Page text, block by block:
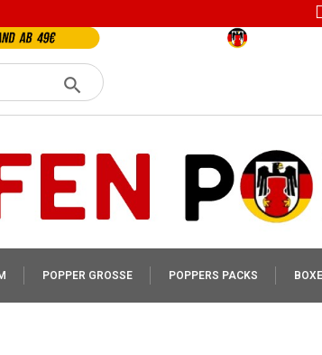
POPPER GROSSE POPPERS PACKS